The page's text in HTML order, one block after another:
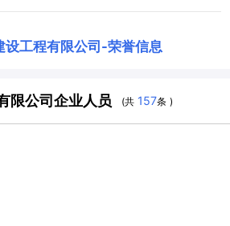
设工程有限公司 -荣誉信息
限公司企业人员 (共 157条 )